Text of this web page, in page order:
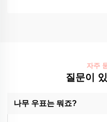
자주
질문이
나무 우표는 뭐죠?